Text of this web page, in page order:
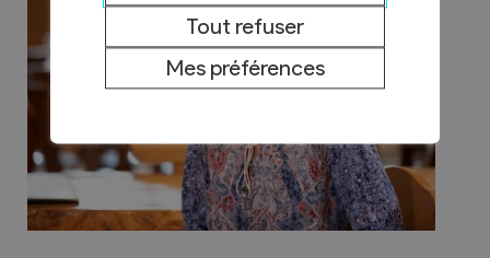
Tout refuser
Mes préférences